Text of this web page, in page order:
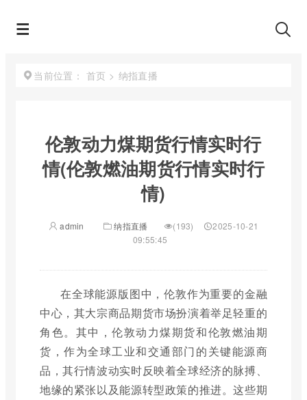
当前位置： 首页 > 纳指直播
伦敦动力煤期货行情实时行
情(伦敦燃油期货行情实时行
情)
admin 纳指直播 (193)
2025-10-21
09:55:45
在全球能源版图中，伦敦作为重要的金融
中心，其大宗商品期货市场扮演着举足轻重的
角色。其中，伦敦动力煤期货和伦敦燃油期
货，作为全球工业和交通部门的关键能源商
品，其行情波动实时反映着全球经济的脉搏、
地缘的紧张以及能源转型政策的推进。这些期